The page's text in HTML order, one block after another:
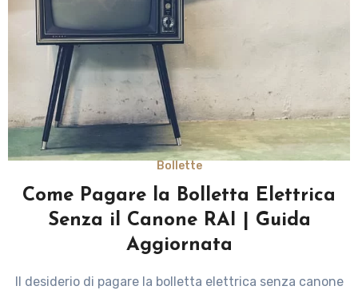
Bollette
Come Pagare la Bolletta Elettrica
Senza il Canone RAI | Guida
Aggiornata
Il desiderio di pagare la bolletta elettrica senza canone